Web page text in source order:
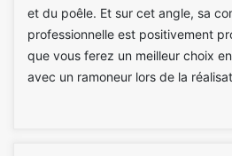
et du poêle. Et sur cet angle, sa
professionnelle est positivement
que vous ferez un meilleur choix
avec un ramoneur lors de la